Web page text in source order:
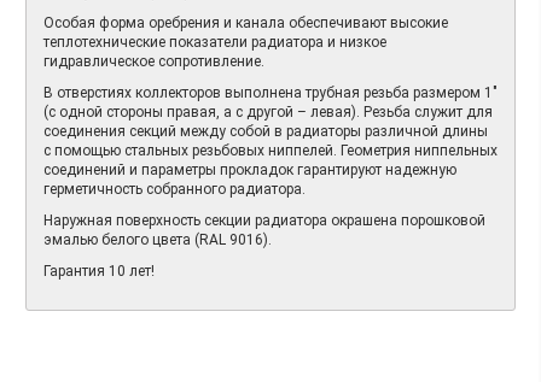
Особая форма оребрения и канала обеспечивают высокие
теплотехнические показатели радиатора и низкое
гидравлическое сопротивление.
В отверстиях коллекторов выполнена трубная резьба размером 1"
(с одной стороны правая, а с другой – левая). Резьба служит для
соединения секций между собой в радиаторы различной длины
с помощью стальных резьбовых ниппелей. Геометрия ниппельных
соединений и параметры прокладок гарантируют надежную
герметичность собранного радиатора.
Наружная поверхность секции радиатора окрашена порошковой
эмалью белого цвета (RAL 9016).
Гарантия 10 лет!